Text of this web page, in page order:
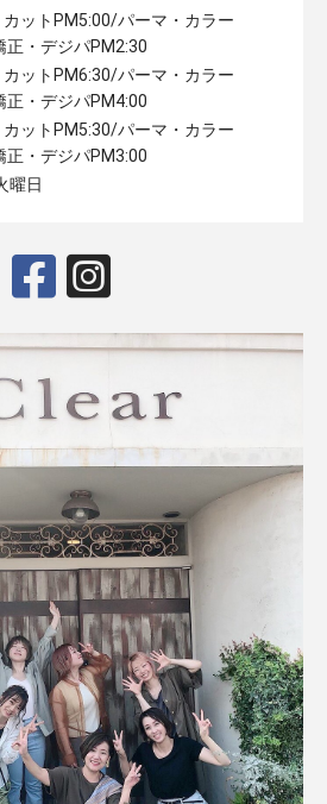
カットPM5:00/パーマ・カラー
正・デジパPM2:30
カットPM6:30/パーマ・カラー
正・デジパPM4:00
カットPM5:30/パーマ・カラー
正・デジパPM3:00
曜日